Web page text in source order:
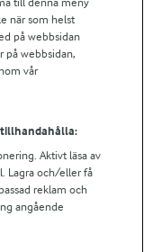
när som helst
på webbsidan
på webbsidan,
vår
tillhandahålla:
Aktivt läsa av
Lagra och/eller få
reklam och
angående